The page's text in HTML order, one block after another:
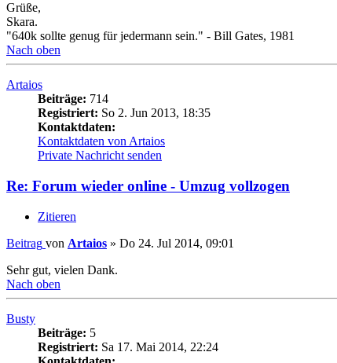
Grüße,
Skara.
"640k sollte genug für jedermann sein." - Bill Gates, 1981
Nach oben
Artaios
Beiträge: 714
Registriert: So 2. Jun 2013, 18:35
Kontaktdaten:
Kontaktdaten von Artaios
Private Nachricht senden
Re: Forum wieder online - Umzug vollzogen
Zitieren
Beitrag von Artaios » Do 24. Jul 2014, 09:01
Sehr gut, vielen Dank.
Nach oben
Busty
Beiträge: 5
Registriert: Sa 17. Mai 2014, 22:24